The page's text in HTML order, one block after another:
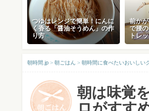
つゆはレンジで簡単！にんに
く香る「醤油そうめん」の作
り方
前か
で腰
トレ
朝時間.jp > 朝ごはん > 朝時間に食べたいおいしい
朝は味覚